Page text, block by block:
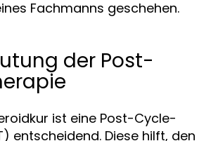
Fachmanns geschehen.
der Post-
ist eine Post-Cycle-
entscheidend. Diese hilft, den